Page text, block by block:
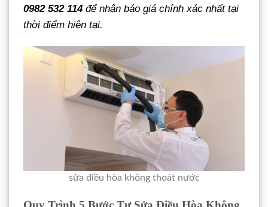
0982 532 114 để nhận báo giá chính xác nhất tại
thời điểm hiện tại.
sửa điều hòa không thoát nước